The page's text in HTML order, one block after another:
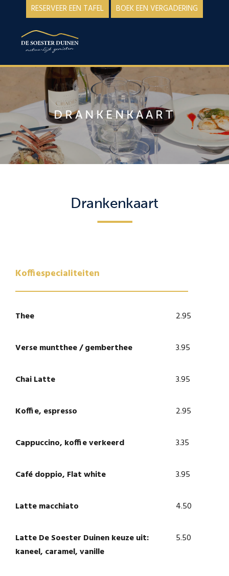
hoofdnavigatie
hoofd
RESERVEER EEN TAFEL BOEK EEN VERGADERING
DRANKENKAART
Drankenkaart
Koffiespecialiteiten
Thee 2.95
Verse muntthee / gemberthee 3.95
Chai Latte 3.95
Koffie, espresso 2.95
Cappuccino, koffie verkeerd 3.35
Café doppio, Flat white 3.95
Latte macchiato 4.50
Latte De Soester Duinen keuze uit:
kaneel, caramel, vanille
5.50